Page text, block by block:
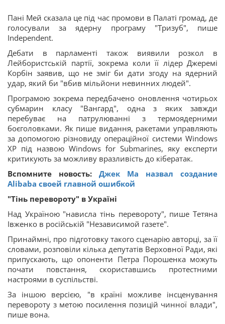
Пані Мей сказала це під час промови в Палаті громад, де
голосували за ядерну програму "Тризуб", пише
Independent.
Дебати в парламенті також виявили розкол в
Лейбористській партії, зокрема коли її лідер Джеремі
Корбін заявив, що не зміг би дати згоду на ядерний
удар, який би "вбив мільйони невинних людей".
Програмою зокрема передбачено оновлення чотирьох
субмарин класу "Вангард", одна з яких завжди
перебуває на патрулюванні з термоядерними
боєголовками. Як пише видання, ракетами управляють
за допомогою різновиду операційної системи Windows
XP під назвою Windows for Submarines, яку експерти
критикують за можливу вразливість до кібератак.
Вспомните новость: Джек Ма назвал создание
Alibaba своей главной ошибкой
"Тінь перевороту" в Україні
Над Україною "нависла тінь перевороту", пише Тетяна
Івженко в російській "Независимой газете".
Принаймні, про підготовку такого сценарію авторці, за її
словами, розповіли кілька депутатів Верховної Ради, які
припускають, що опоненти Петра Порошенка можуть
почати повстання, скориставшись протестними
настроями в суспільстві.
За іншою версією, "в країні можливе інсценування
перевороту з метою посилення позицій чинної влади",
пише вона.